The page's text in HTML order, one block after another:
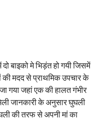
बाइको मे भिड़ंत हो गयी जिसमें
की मदद से प्राथमिक उपचार के
गया जहां एक की हालत गंभीर
जानकारी के अनुसार घुघली
की तरफ से अपनी मां का